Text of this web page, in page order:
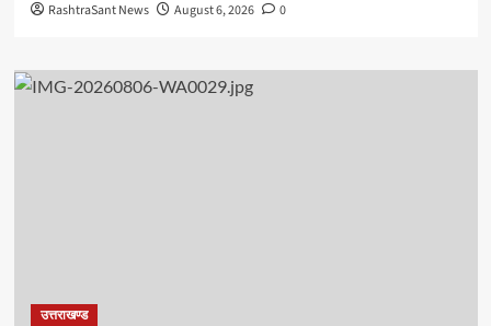
RashtraSant News August 6, 2026 0
उत्तराखण्ड